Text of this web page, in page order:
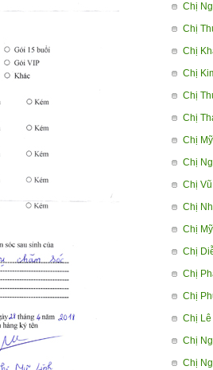
Chị
Chị
Chị
Chị
Chị
Chị
Chị
Chị
Chị
Chị
Chị
Chị
Chị
Chị
Chị Lê
Chị
Chị